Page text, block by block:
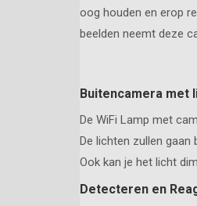
oog houden en erop
beelden neemt deze
Buitencamera met
De WiFi Lamp met
De lichten zullen
Ook kan je het licht
Detecteren en